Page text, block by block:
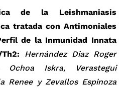
de la Leishmaniasis
tratada con Antimoniales
de la Inmunidad Innata
Hernández Diaz Roger
Ochoa Iskra, Verastegui
Renee y Zevallos Espinoza